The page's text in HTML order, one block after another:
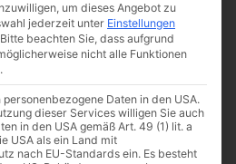
e.V
um dieses Angebot zu
jederzeit unter Einstellungen
Bitte beachten Sie, dass aufgrund
nicht alle Funktionen
Daten in den USA.
dieser Services willigen Sie auch
in den USA gemäß Art. 49 (1) lit. a
USA als ein Land mit
nach EU-Standards ein. Es besteht